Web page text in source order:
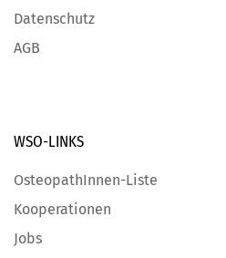
Datenschutz
AGB
WSO-LINKS
OsteopathInnen-Liste
Kooperationen
Jobs